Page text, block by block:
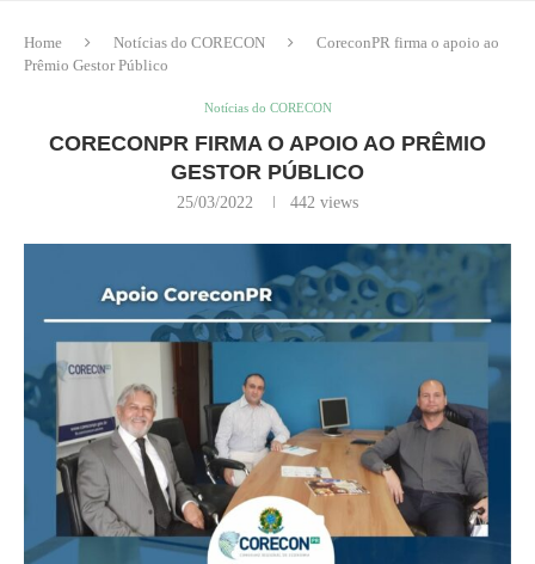
Home Notícias do CORECON
CoreconPR firma o apoio ao
Prêmio Gestor Público
Notícias do CORECON
CORECONPR FIRMA O APOIO AO PRÊMIO
GESTOR PÚBLICO
25/03/2022 442 views